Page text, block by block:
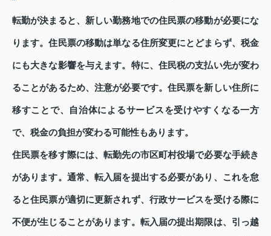
転勤が決まると、新しい勤務地での住民票の移動が必要にな
ります。住民票の移動は単なる住所変更にとどまらず、税金
にも大きな影響を与えます。特に、住民税の支払い先が変わ
ることがあるため、注意が必要です。住民票を新しい住所に
移すことで、自治体によるサービスを受けやすくなる一方
で、税金の負担が変わる可能性もあります。
住民票を移す際には、転勤先の市区町村役場で必要な手続き
があります。通常、転入届を提出する必要があり、これを怠
ると住民票が適切に更新されず、行政サービスを受ける際に
不便が生じることがあります。転入届の提出期限は、引っ越